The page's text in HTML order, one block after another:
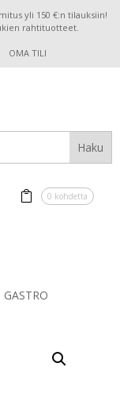
yli 150 €:n tilauksiin!
rahtituotteet.
OMA TILI
0 kohdetta